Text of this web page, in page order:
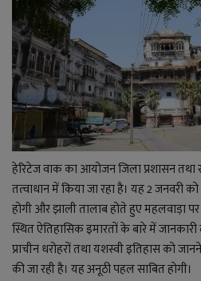
हेरिटेज वाक का आयोजन जिला प्रशासन
तत्वाधान में किया जा रहा है। यह 2 जनवरी
होगी और झाली तालाब होते हुए महलवाड़ा पर
स्थित ऐतिहासिक इमारतों के बारे में
प्राचीन धरोहरों तथा यशस्वी इतिहास को
की जा रही है। यह अनूठी पहल साबित होगी।